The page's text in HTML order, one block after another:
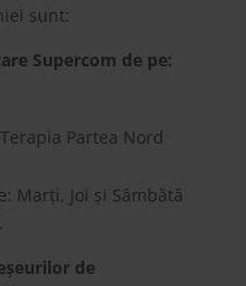
sunt:
Supercom de pe:
Partea Nord
Marți, Joi și Sâmbătă
de